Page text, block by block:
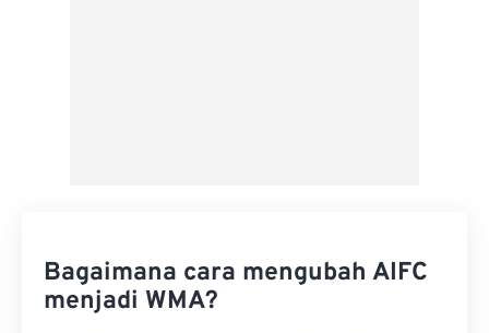
Bagaimana cara mengubah AIFC
menjadi WMA?